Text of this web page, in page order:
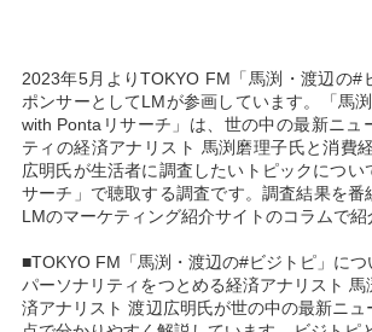
2023年5月よりTOKYO FM「馬渕・渡辺の#
ポンサーとしてLMが参画しています。「馬
with Pontaリサーチ」は、世の中の最新ニュ
ティの経済アナリスト 馬渕磨理子氏と消費
広明氏が生活者に調査したいトピックについ
サーチ」で聴取する調査です。調査結果を番
LMのマーケティング紹介サイトのコラムで紹
■TOKYO FM「馬渕・渡辺の#ビジトピ」につ
パーソナリティをつとめる経済アナリスト
済アナリスト 渡辺広明氏が世の中の最新ニュ